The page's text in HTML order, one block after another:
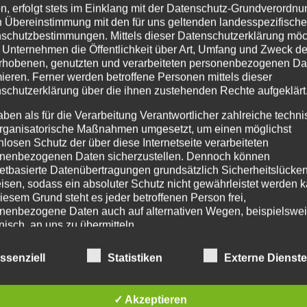
neuen Zaun.
die Pflege der Zaunanlage und die Wartung der Tortechnik.
Aufbau Grundstücksabgrenzung
erfolgt stets im Einklang mit der Datenschutz-
Übereinstimmung mit den für uns geltenden
Mittels dieser Datenschutzerklärung
Unternehmen die Öffentlichkeit über Art, Umfang und Zweck
genutzten und verarbeiteten personenbezogenen
Ferner werden betroffene Personen mittels dieser
über die ihnen zustehenden Rechte
als für die Verarbeitung Verantwortlicher zahlreiche
Maßnahmen umgesetzt, um einen möglichst
Schutz der über diese Internetseite verarbeiteten
Daten sicherzustellen. Dennoch können
Datenübertragungen grundsätzlich Sicherheitslücken
sodass ein absoluter Schutz nicht gewährleistet werden
Grund steht es jeder betroffenen Person frei,
Daten auch auf alternativen Wegen,
an uns zu übermitteln.
(DS-GVO) verwendet wurden. Unsere
Statistiken Externe Dienste
✓ Akzeptieren